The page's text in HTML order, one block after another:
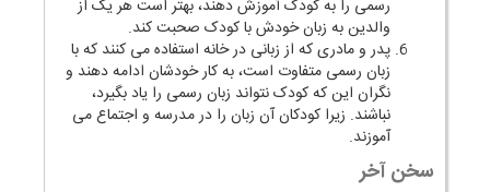
رسمی را به کودک آموزش دهند، بهتر است هر یک از
والدین به زبان خودش با کودک صحبت کند.
پدر و مادری که از زبانی در خانه استفاده می کنند که با
زبان رسمی متفاوت است، به کار خودشان ادامه دهند و
نگران این که کودک نتواند زبان رسمی را یاد بگیرد،
نباشند. زیرا کودکان آن زبان را در مدرسه و اجتماع می
آموزند.
سخن آخر